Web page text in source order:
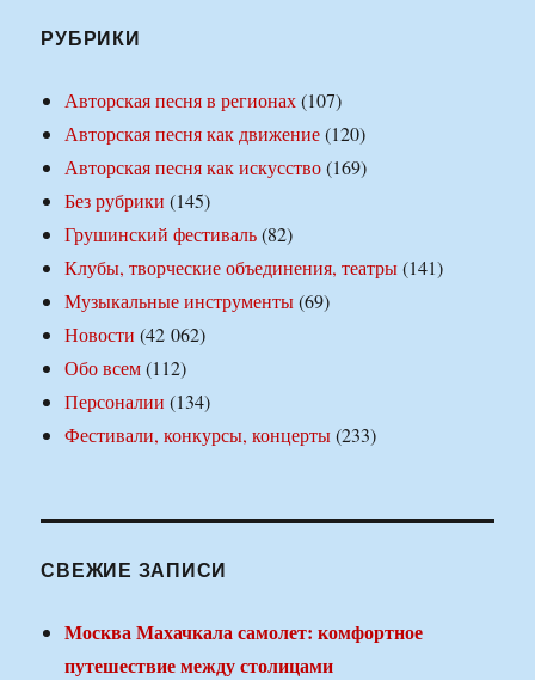
РУБРИКИ
Авторская песня в регионах(107)
Авторская песня как движение(120)
Авторская песня как искусство(169)
Без рубрики (145)
Грушинский фестиваль(82)
Клубы, творческие объединения, театры(141)
Музыкальные инструменты(69)
Новости (42 062)
Обо всем(112)
Персоналии (134)
Фестивали, конкурсы, концерты(233)
СВЕЖИЕ ЗАПИСИ
Москва Махачкала самолет: комфортное
путешествие между столицами